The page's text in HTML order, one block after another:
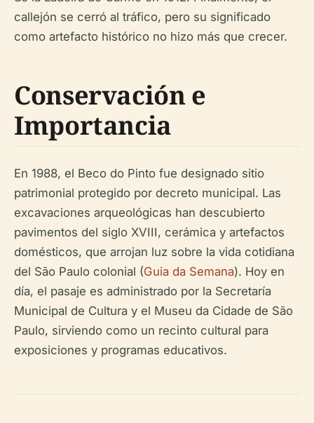
callejón se cerró al tráfico, pero su significado
como artefacto histórico no hizo más que crecer.
Conservación e
Importancia
En 1988, el Beco do Pinto fue designado sitio
patrimonial protegido por decreto municipal. Las
excavaciones arqueológicas han descubierto
pavimentos del siglo XVIII, cerámica y artefactos
domésticos, que arrojan luz sobre la vida cotidiana
del São Paulo colonial (Guia da Semana). Hoy en
día, el pasaje es administrado por la Secretaría
Municipal de Cultura y el Museu da Cidade de São
Paulo, sirviendo como un recinto cultural para
exposiciones y programas educativos.